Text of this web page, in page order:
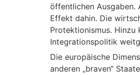
öffentlichen Ausgaben.
Effekt dahin. Die
Protektionismus. Hinzu
Integrationspolitik
Die europäische
anderen „braven“